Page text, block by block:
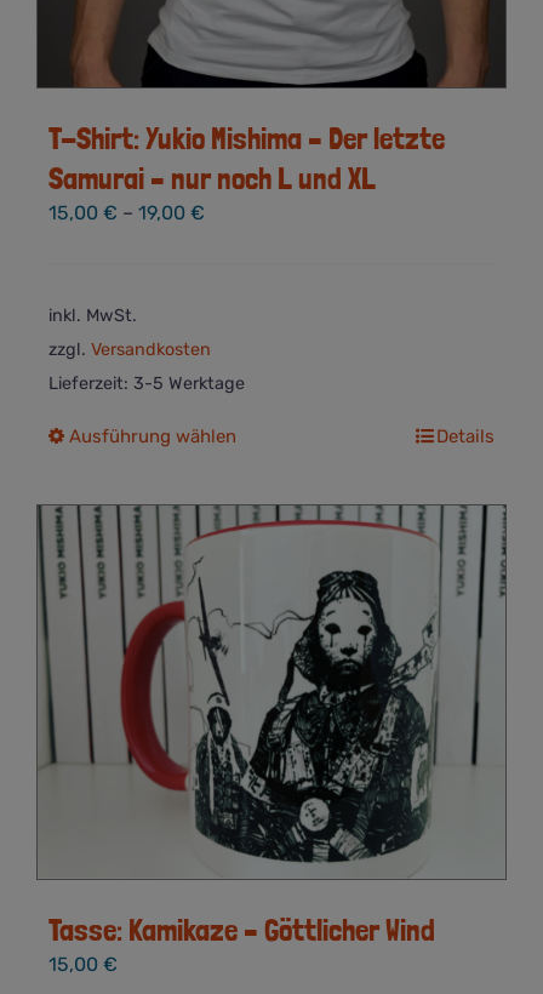
T-Shirt: Yukio Mishima – Der letzte
Samurai – nur noch L und XL
15,00 € – 19,00 €
inkl. MwSt.
zzgl. Versandkosten
Lieferzeit: 3-5 Werktage
Ausführung wählen
mehrere
Optionen
können
der
Produktseite
gewählt
werden
Details
Tasse: Kamikaze – Göttlicher Wind
15,00 €